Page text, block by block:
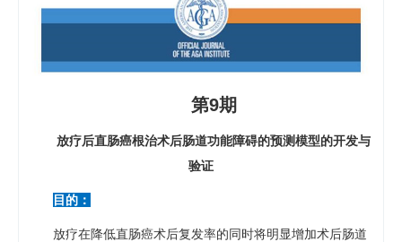
第9期
放疗后直肠癌根治术后肠道功能障碍的预测模型的开发与
验证
目的：
放疗在降低直肠癌术后复发率的同时将明显增加术后肠道